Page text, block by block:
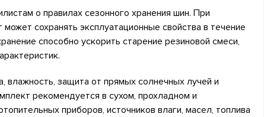
о правилах сезонного хранения шин. При
сохранять эксплуатационные свойства в течение
способно ускорить старение резиновой смеси,
влажность, защита от прямых солнечных лучей и
рекомендуется в сухом, прохладном и
приборов, источников влаги, масел, топлива